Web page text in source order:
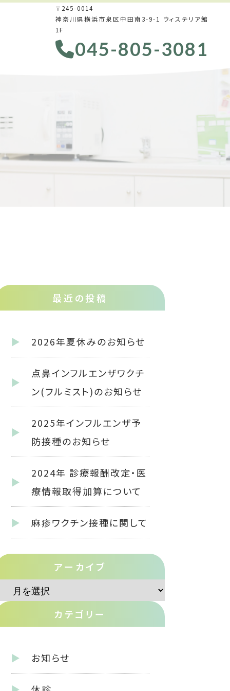
〒245-0014
神奈川県横浜市泉区中田南3-9-1 ウィステリア館
1F
045-805-3081
最近の投稿
2026年夏休みのお知らせ
点鼻インフルエンザワクチ
ン(フルミスト)のお知らせ
2025年インフルエンザ予
防接種のお知らせ
2024年 診療報酬改定・医
療情報取得加算について
麻疹ワクチン接種に関して
アーカイブ
カテゴリー
お知らせ